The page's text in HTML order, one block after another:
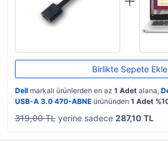
Birlikte Sepete Ekle
Dell markalı ürünlerden en az 1 Adet alana,
USB-A 3.0 470-ABNE ürününden 1 Adet
319,00 TL yerine sadece 287,10 TL